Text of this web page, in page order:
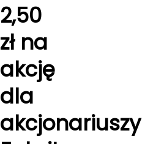
2,50
zł na
akcję
dla
akcjonariuszy